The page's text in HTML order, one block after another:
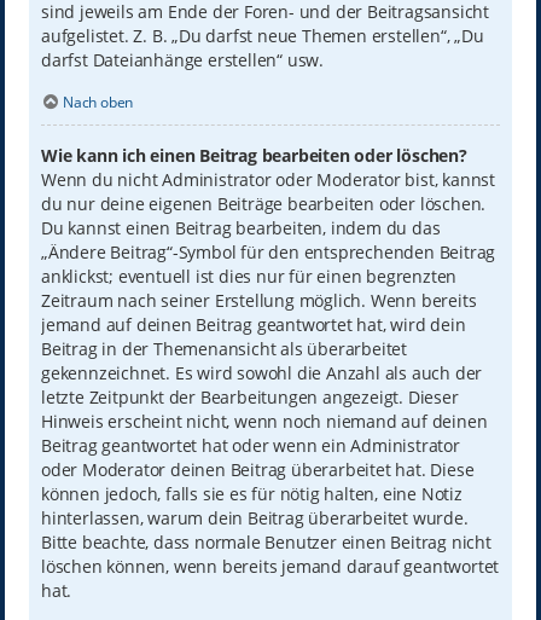
sind jeweils am Ende der Foren- und der Beitragsansicht
aufgelistet. Z. B. „Du darfst neue Themen erstellen“, „Du
darfst Dateianhänge erstellen“ usw.
Nach oben
Wie kann ich einen Beitrag bearbeiten oder löschen?
Wenn du nicht Administrator oder Moderator bist, kannst
du nur deine eigenen Beiträge bearbeiten oder löschen.
Du kannst einen Beitrag bearbeiten, indem du das
„Ändere Beitrag“-Symbol für den entsprechenden Beitrag
anklickst; eventuell ist dies nur für einen begrenzten
Zeitraum nach seiner Erstellung möglich. Wenn bereits
jemand auf deinen Beitrag geantwortet hat, wird dein
Beitrag in der Themenansicht als überarbeitet
gekennzeichnet. Es wird sowohl die Anzahl als auch der
letzte Zeitpunkt der Bearbeitungen angezeigt. Dieser
Hinweis erscheint nicht, wenn noch niemand auf deinen
Beitrag geantwortet hat oder wenn ein Administrator
oder Moderator deinen Beitrag überarbeitet hat. Diese
können jedoch, falls sie es für nötig halten, eine Notiz
hinterlassen, warum dein Beitrag überarbeitet wurde.
Bitte beachte, dass normale Benutzer einen Beitrag nicht
löschen können, wenn bereits jemand darauf geantwortet
hat.